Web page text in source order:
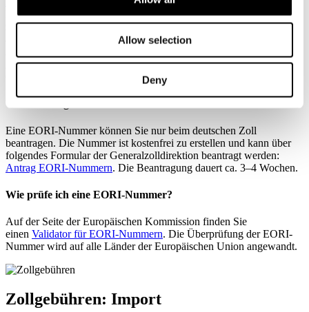
Allow selection
Deny
Identifizierung von Handelspartnern. Die EORI-Nummer kann bis
zu 17 Zeichen lang sein und beginnt mit dem Ländercode des
ausstellenden Mitgliedstaats. Ohne diese ist keine zollamtliche
genehmigungspflichtige Importe und Exporte zwingend
Wie beantrage ich eine EORI-Nummer?
Eine EORI-Nummer können Sie nur beim deutschen Zoll
beantragen. Die Nummer ist kostenfrei zu erstellen und kann über
folgendes Formular der Generalzolldirektion beantragt werden:
Antrag EORI-Nummern. Die Beantragung dauert ca. 3–4 Wochen.
Wie prüfe ich eine EORI-Nummer?
Auf der Seite der Europäischen Kommission finden Sie
einen Validator für EORI-Nummern. Die Überprüfung der EORI-
Nummer wird auf alle Länder der Europäischen Union angewandt.
Zollgebühren: Import